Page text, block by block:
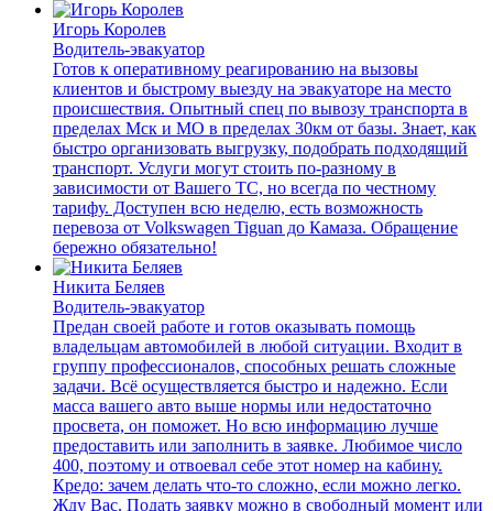
Игорь Королев
Водитель-эвакуатор
Готов к оперативному реагированию на вызовы
клиентов и быстрому выезду на эвакуаторе на место
происшествия. Опытный спец по вывозу транспорта в
пределах Мск и МО в пределах 30км от базы. Знает, как
быстро организовать выгрузку, подобрать подходящий
транспорт. Услуги могут стоить по-разному в
зависимости от Вашего ТС, но всегда по честному
тарифу. Доступен всю неделю, есть возможность
перевоза от Volkswagen Tiguan до Камаза. Обращение
бережно обязательно!
Никита Беляев
Водитель-эвакуатор
Предан своей работе и готов оказывать помощь
владельцам автомобилей в любой ситуации. Входит в
группу профессионалов, способных решать сложные
задачи. Всё осуществляется быстро и надежно. Если
масса вашего авто выше нормы или недостаточно
просвета, он поможет. Но всю информацию лучше
предоставить или заполнить в заявке. Любимое число
400, поэтому и отвоевал себе этот номер на кабину.
Кредо: зачем делать что-то сложно, если можно легко.
Жду Вас. Подать заявку можно в свободный момент или